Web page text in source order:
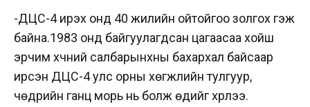
-ДЦС-4 ирэх онд 40 жилийн ойтойгоо золгох гэж
байна.1983 онд байгуулагдсан цагаасаа хойш
эрчим хүчний салбарынхны бахархал байсаар
ирсэн ДЦС-4 улс орны хөгжлийн тулгуур,
чөдрийн ганц морь нь болж өдийг хүрлээ.